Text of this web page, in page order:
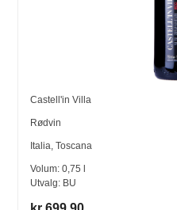
Castell'in Villa
Rødvin
Italia,Toscana
Volum:0,75
Utvalg: BU